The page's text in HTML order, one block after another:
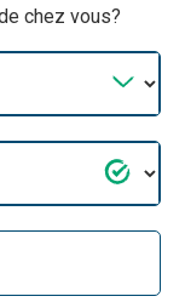
chez vous?